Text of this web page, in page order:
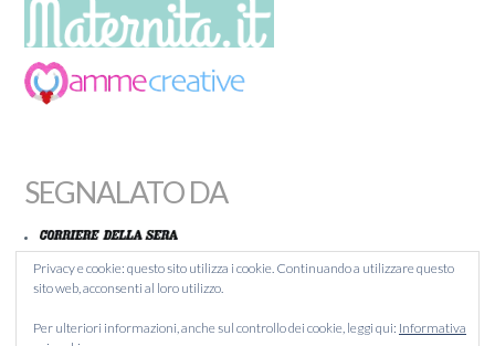
SEGNALATO DA
MAMMACHEBLOG
Privacy e cookie: questo sito utilizza i cookie. Continuando a utilizzare questo
sito web, acconsenti al loro utilizzo.
Per ulteriori informazioni, anche sul controllo dei cookie, leggi qui: Informativa